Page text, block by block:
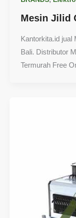
Mesin Jilid
Kantorkita.id jual
Bali. Distributor
Termurah Free